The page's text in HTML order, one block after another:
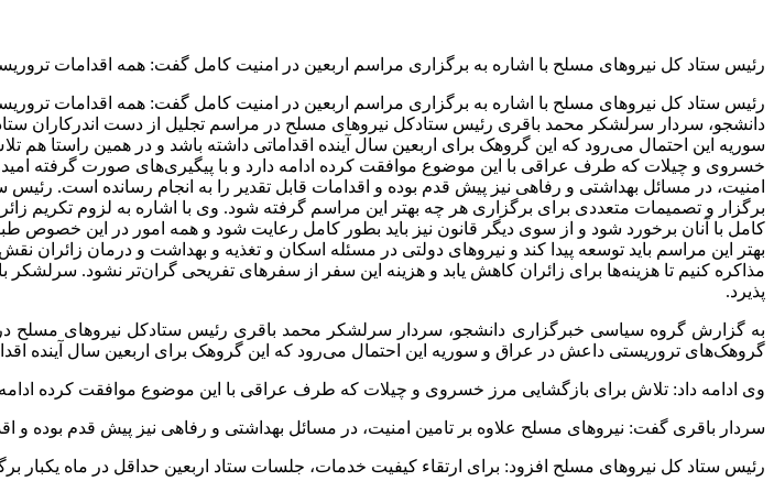
رئیس ستاد کل نیروهای مسلح با اشاره به برگزاری مراسم اربعین در امنیت کامل گفت: همه اقدامات
رئیس ستاد کل نیروهای مسلح با اشاره به برگزاری مراسم اربعین در امنیت کامل گفت: همه اقدامات
دانشجو، سردار سرلشکر محمد باقری رئیس ستادکل نیروهای مسلح در مراسم تجلیل از دست اندرکاران
سوریه این احتمال می‌رود که این گروهک برای اربعین سال آینده اقداماتی داشته باشد و در همین راستا هم
خسروی و چیلات که طرف عراقی با این موضوع موافقت کرده ادامه دارد و با پیگیری‌های صورت گرفته
امنیت، در مسائل بهداشتی و رفاهی نیز پیش قدم بوده و اقدامات قابل تقدیر را به انجام رسانده است.
برگزار و تصمیمات متعددی برای برگزاری هر چه بهتر این مراسم گرفته شود. وی با اشاره به لزوم تکریم
کامل با آنان برخورد شود و از سوی دیگر قانون نیز باید بطور کامل رعایت شود و همه امور در این
بهتر این مراسم باید توسعه پیدا کند و نیروهای دولتی در مسئله اسکان و تغذیه و بهداشت و درمان زائران
مذاکره کنیم تا هزینه‌ها برای زائران کاهش یابد و هزینه این سفر از سفرهای تفریحی گران‌تر نشود.
پذیرد.
به گزارش گروه سیاسی خبرگزاری دانشجو، سردار سرلشکر محمد باقری رئیس ستادکل نیروهای مسلح
گروهک‌های تروریستی داعش در عراق و سوریه این احتمال می‌رود که این گروهک برای اربعین سال آینده
وی ادامه داد: تلاش برای بازگشایی مرز خسروی و چیلات که طرف عراقی با این موضوع موافقت کرده
سردار باقری گفت: نیروهای مسلح علاوه بر تامین امنیت، در مسائل بهداشتی و رفاهی نیز پیش قدم بوده و
رئیس ستاد کل نیروهای مسلح افزود: برای ارتقاء کیفیت خدمات، جلسات ستاد اربعین حداقل در ماه یکبار